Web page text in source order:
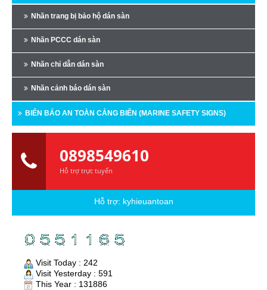
Nhãn trang bị bảo hộ dán sàn
Nhãn PCCC dán sàn
Nhãn chỉ dẫn dán sàn
Nhãn cảnh báo dán sàn
BIỂN BÁO AN TOÀN CẢNG BIỂN (MARINE SAFETY SIGNS)
0898549610
Hỗ trợ trực tuyến
Hỗ trợ: kyhieuantoan
Visit Today : 242
Visit Yesterday : 591
This Year : 131886